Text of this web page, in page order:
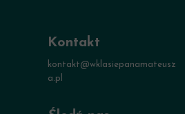
Kontakt
kontakt@wklasiepanamateusz
a.pl